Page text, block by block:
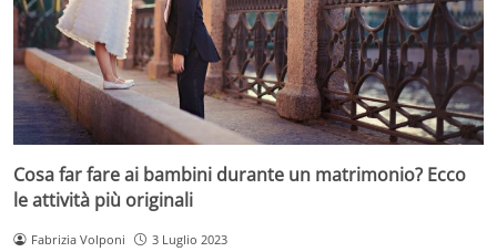
Cosa far fare ai bambini durante un matrimonio? Ecco
le attività più originali
Fabrizia Volponi 3 Luglio 2023